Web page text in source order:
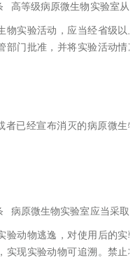
高等级病原微生物实验室从
物实验活动，应当经省级以
部门批准，并将实验活动情
者已经宣布消灭的病原微生
病原微生物实验室应当采取
验动物逃逸，对使用后的实
实现实验动物可追溯。禁止